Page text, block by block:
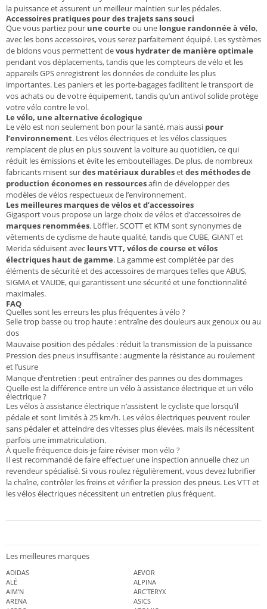
la puissance et assurent un meilleur maintien sur les pédales.
Accessoires pratiques pour des trajets sans souci
Que vous partiez pour une courte ou une longue randonnée à vélo,
avec les bons accessoires, vous serez parfaitement équipé. Les systèmes
de bidons vous permettent devous hydrater de manière optimale
pendant vos déplacements, tandis que les compteurs de vélo et les
appareils GPS enregistrent les données de conduite les plus
importantes. Les paniers et les porte-bagages facilitent le transport de
vos achats ou de votre équipement, tandis qu’un antivol solide protège
votre vélo contre le vol.
Le vélo, une alternative écologique
Le vélo est non seulement bon pour la santé, mais aussi pour
l’environnement. Les vélos électriques et les vélos classiques
remplacent de plus en plus souvent la voiture au quotidien, ce qui
réduit les émissions et évite les embouteillages. De plus, de nombreux
fabricants misent surdes matériaux durablesetdes méthodes de
production économes en ressourcesafin de développer des
modèles de vélos respectueux de l’environnement.
Les meilleures marques de vélos et d’accessoires
Gigasport vous propose un large choix de vélos et d’accessoires de
marques renommées. Löffler, SCOTT et KTM sont synonymes de
vêtements de cyclisme de haute qualité, tandis que CUBE, GIANT et
Merida séduisent avec leurs VTT, vélos de course et vélos
électriques haut de gamme. La gamme est complétée par des
éléments de sécurité et des accessoires de marques telles que ABUS,
SIGMA et VAUDE, qui garantissent une sécurité et une fonctionnalité
maximales.
FAQ
Quelles sont les erreurs les plus fréquentes à vélo ?
Selle trop basse ou trop haute : entraîne des douleurs aux genoux ou au
dos
Mauvaise position des pédales : réduit la transmission de la puissance
Pression des pneus insuffisante : augmente la résistance au roulement
et l’usure
Manque d’entretien : peut entraîner des pannes ou des dommages
Quelle est la différence entre un vélo à assistance électrique et un vélo
électrique ?
Les vélos à assistance électrique n’assistent le cycliste que lorsqu’il
pédale et sont limités à 25 km/h. Les vélos électriques peuvent rouler
sans pédaler et atteindre des vitesses plus élevées, mais ils nécessitent
parfois une immatriculation.
À quelle fréquence dois-je faire réviser mon vélo ?
Il est recommandé de faire effectuer une inspection annuelle chez un
revendeur spécialisé. Si vous roulez régulièrement, vous devez lubrifier
la chaîne, contrôler les freins et vérifier la pression des pneus. Les VTT et
les vélos électriques nécessitent un entretien plus fréquent.
Les meilleures marques
ADIDAS
AEVOR
ALÉ
ALPINA
AIM'N
ARC'TERYX
ARENA
ASICS